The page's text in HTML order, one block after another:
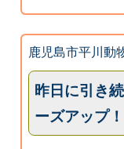
鹿児島市平川動
昨日に引き
ーズアップ！